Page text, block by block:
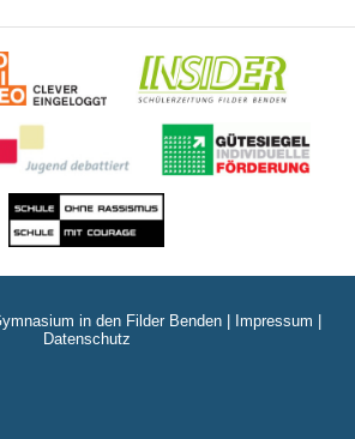
in den Filder Benden | Impressum |
Datenschutz